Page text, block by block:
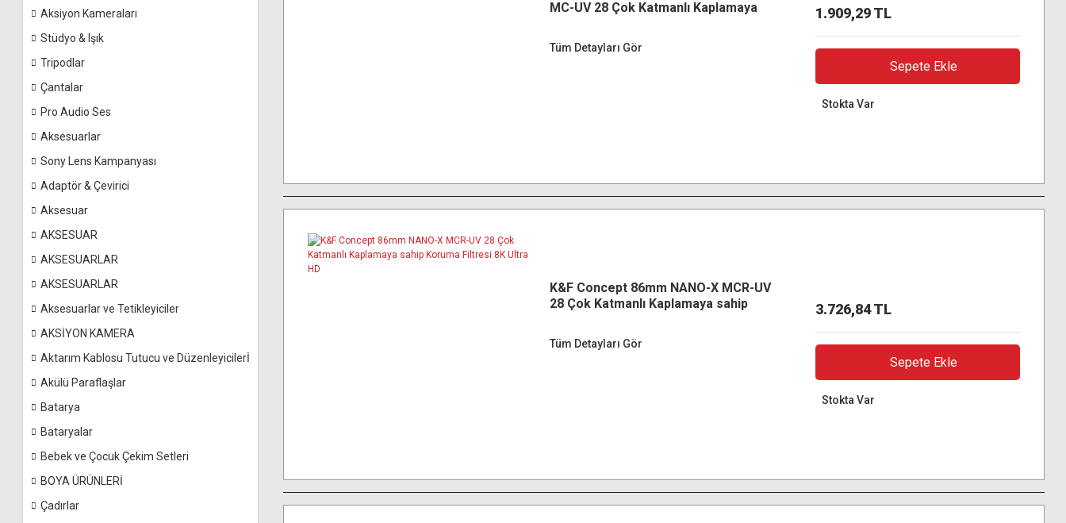
Aksiyon Kameraları
Stüdyo & Işık
Tripodlar
Çantalar
Pro Audio Ses
Aksesuarlar
Sony Lens Kampanyası
Adaptör & Çevirici
Aksesuar
AKSESUAR
AKSESUARLAR
AKSESUARLAR
Aksesuarlar ve Tetikleyiciler
AKSİYON KAMERA
Aktarım Kablosu Tutucu ve Düzenleyicilerİ
Akülü Paraflaşlar
Batarya
Bataryalar
Bebek ve Çocuk Çekim Setleri
BOYA ÜRÜNLERİ
Çadırlar
MC-UV 28 Çok Katmanlı Kaplamaya
Tüm Detayları Gör
1.909,29 TL
Sepete Ekle
Stokta Var
K&F Concept 86mm NANO-X MCR-UV
28 Çok Katmanlı Kaplamaya sahip
Tüm Detayları Gör
3.726,84 TL
Sepete Ekle
Stokta Var